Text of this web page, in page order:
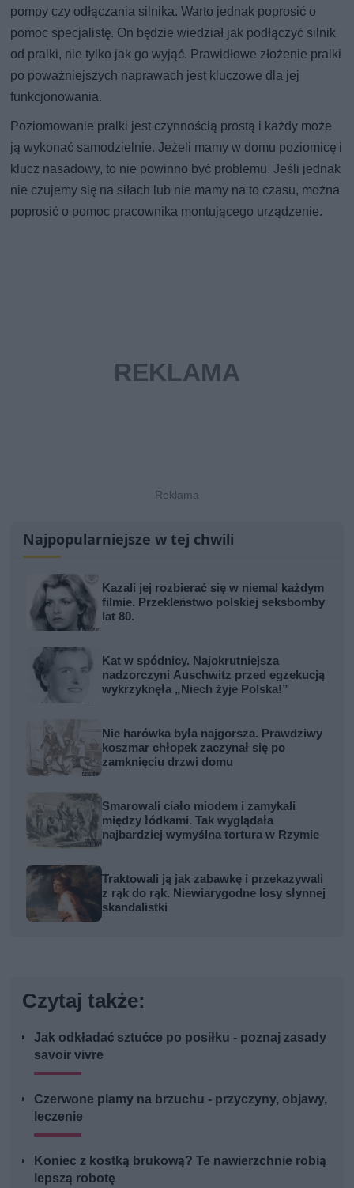
pompy czy odłączania silnika. Warto jednak poprosić o
pomoc specjalistę. On będzie wiedział jak podłączyć silnik
od pralki, nie tylko jak go wyjąć. Prawidłowe złożenie pralki
po poważniejszych naprawach jest kluczowe dla jej
funkcjonowania.
Poziomowanie pralki jest czynnością prostą i każdy może
ją wykonać samodzielnie. Jeżeli mamy w domu poziomicę i
klucz nasadowy, to nie powinno być problemu. Jeśli jednak
nie czujemy się na siłach lub nie mamy na to czasu, można
poprosić o pomoc pracownika montującego urządzenie.
Najpopularniejsze w tej chwili
Kazali jej rozbierać się w niemal każdym
filmie. Przekleństwo polskiej seksbomby
lat 80.
Kat w spódnicy. Najokrutniejsza
nadzorczyni Auschwitz przed egzekucją
wykrzyknęła „Niech żyje Polska!”
Nie harówka była najgorsza. Prawdziwy
koszmar chłopek zaczynał się po
zamknięciu drzwi domu
Smarowali ciało miodem i zamykali
między łódkami. Tak wyglądała
najbardziej wymyślna tortura w Rzymie
Traktowali ją jak zabawkę i przekazywali
z rąk do rąk. Niewiarygodne losy słynnej
skandalistki
Czytaj także:
Jak odkładać sztućce po posiłku - poznaj zasady
savoir vivre
Czerwone plamy na brzuchu - przyczyny, objawy,
leczenie
Koniec z kostką brukową? Te nawierzchnie robią
lepszą robotę